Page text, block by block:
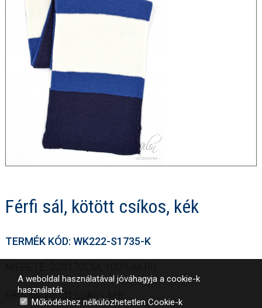
Férfi sál, kötött csíkos, kék
TERMÉK KÓD: WK222-S1735-K
Férfi sál, kötött csíkos, kék
A weboldal használatával jóváhagyja a cookie-k
használatát.
Működéshez nélkülözhetetlen Cookie-k